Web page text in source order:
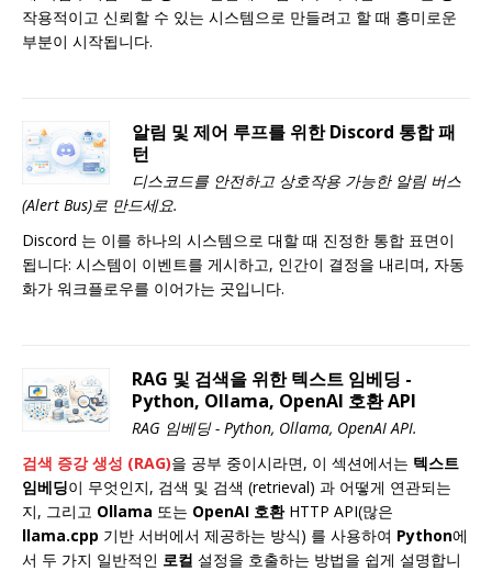
작용적이고 신뢰할 수 있는 시스템으로 만들려고 할 때 흥미로운
부분이 시작됩니다.
알림 및 제어 루프를 위한 Discord 통합 패
턴
디스코드를 안전하고 상호작용 가능한 알림 버스
(Alert Bus)로 만드세요.
Discord 는 이를 하나의 시스템으로 대할 때 진정한 통합 표면이
됩니다: 시스템이 이벤트를 게시하고, 인간이 결정을 내리며, 자동
화가 워크플로우를 이어가는 곳입니다.
RAG 및 검색을 위한 텍스트 임베딩 -
Python, Ollama, OpenAI 호환 API
RAG 임베딩 - Python, Ollama, OpenAI API.
검색 증강 생성 (RAG)을 공부 중이시라면, 이 섹션에서는 텍스트
임베딩이 무엇인지, 검색 및 검색 (retrieval) 과 어떻게 연관되는
지, 그리고 Ollama 또는 OpenAI 호환HTTP API(많은
llama.cpp 기반 서버에서 제공하는 방식) 를 사용하여 Python에
서 두 가지 일반적인 로컬 설정을 호출하는 방법을 쉽게 설명합니